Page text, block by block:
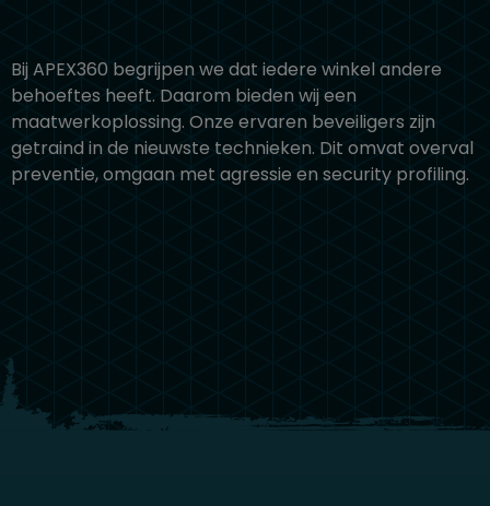
Bij APEX360 begrijpen we dat iedere winkel andere
behoeftes heeft. Daarom bieden wij een
maatwerkoplossing. Onze ervaren beveiligers zijn
getraind in de nieuwste technieken. Dit omvat overval
preventie,omgaan met agressie ensecurity profiling.